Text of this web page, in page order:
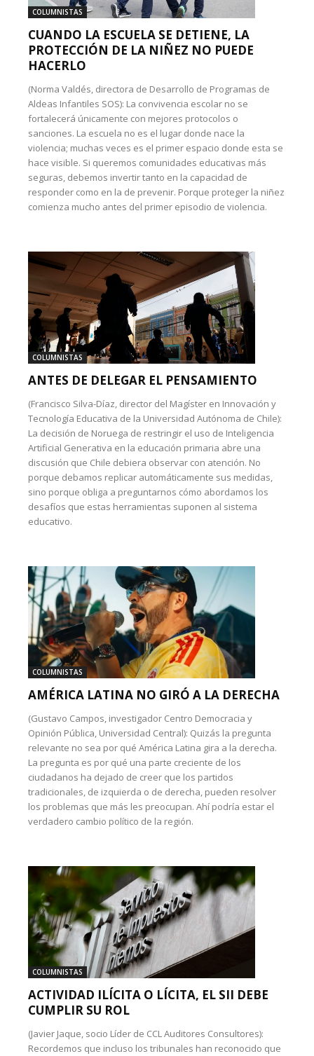
COLUMNISTAS
CUANDO LA ESCUELA SE DETIENE, LA
PROTECCIÓN DE LA NIÑEZ NO PUEDE
HACERLO
(Norma Valdés, directora de Desarrollo de Programas de
Aldeas Infantiles SOS): La convivencia escolar no se
fortalecerá únicamente con mejores protocolos o
sanciones. La escuela no es el lugar donde nace la
violencia; muchas veces es el primer espacio donde esta se
hace visible. Si queremos comunidades educativas más
seguras, debemos invertir tanto en la capacidad de
responder como en la de prevenir. Porque proteger la niñez
comienza mucho antes del primer episodio de violencia.
COLUMNISTAS
ANTES DE DELEGAR EL PENSAMIENTO
(Francisco Silva-Díaz, director del Magíster en Innovación y
Tecnología Educativa de la Universidad Autónoma de Chile):
La decisión de Noruega de restringir el uso de Inteligencia
Artificial Generativa en la educación primaria abre una
discusión que Chile debiera observar con atención. No
porque debamos replicar automáticamente sus medidas,
sino porque obliga a preguntarnos cómo abordamos los
desafíos que estas herramientas suponen al sistema
educativo.
COLUMNISTAS
AMÉRICA LATINA NO GIRÓ A LA DERECHA
(Gustavo Campos, investigador Centro Democracia y
Opinión Pública, Universidad Central): Quizás la pregunta
relevante no sea por qué América Latina gira a la derecha.
La pregunta es por qué una parte creciente de los
ciudadanos ha dejado de creer que los partidos
tradicionales, de izquierda o de derecha, pueden resolver
los problemas que más les preocupan. Ahí podría estar el
verdadero cambio político de la región.
COLUMNISTAS
ACTIVIDAD ILÍCITA O LÍCITA, EL SII DEBE
CUMPLIR SU ROL
(Javier Jaque, socio Líder de CCL Auditores Consultores):
Recordemos que incluso los tribunales han reconocido que